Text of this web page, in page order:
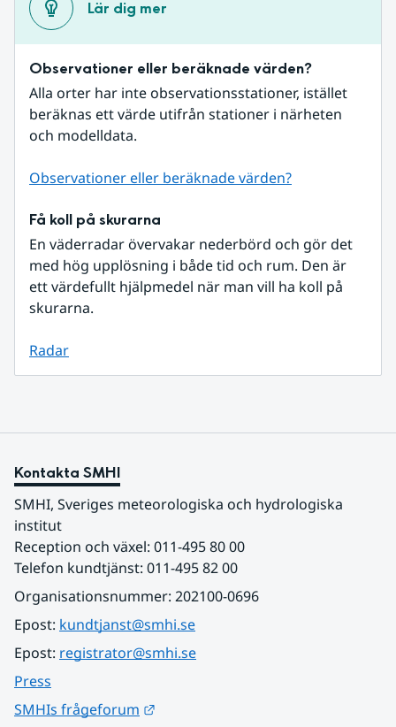
Lär dig mer
Observationer eller beräknade värden?
Alla orter har inte observationsstationer, istället
beräknas ett värde utifrån stationer i närheten
och modelldata.
Observationer eller beräknade värden?
Få koll på skurarna
En väderradar övervakar nederbörd och gör det
med hög upplösning i både tid och rum. Den är
ett värdefullt hjälpmedel när man vill ha koll på
skurarna.
Radar
Kontakta SMHI
SMHI, Sveriges meteorologiska och hydrologiska
institut
Reception och växel: 011-495 80 00
Telefon kundtjänst: 011-495 82 00
Organisationsnummer: 202100-0696
Epost: kundtjanst@smhi.se
Epost: registrator@smhi.se
Press
SMHIs frågeforum